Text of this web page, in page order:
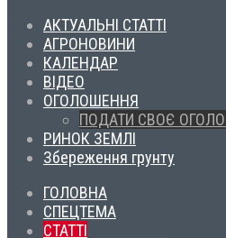
АКТУАЛЬНІ СТАТТІ
АГРОНОВИНИ
КАЛЕНДАР
ВІДЕО
ОГОЛОШЕННЯ
ПОДАТИ СВОЄ
РИНОК ЗЕМЛІ
Збереження грунту
ГОЛОВНА
СПЕЦТЕМА
СТАТТІ